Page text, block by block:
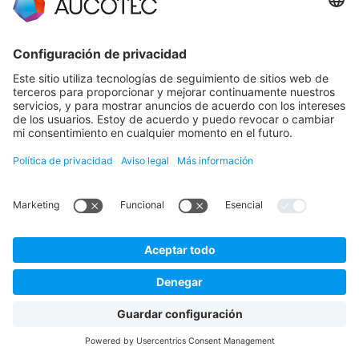
Hannoversche Straße 105
30916 Isernhagen
Protección de datos en AUCOTEC
Aviso legal
Español